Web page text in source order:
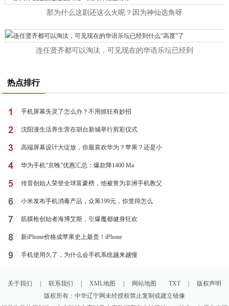
那为什么这剧还这么火呢？因为神仙选角呀
连任贤齐都可以淘汰，可见现在的华语乐坛已经到
热点排行
手机屏幕失灵了怎么办？不用抓狂有妙招
沈阳漫生活养生营在胡台新城举行剪彩仪式
高端屏幕设计大绽放，你最喜欢华为？苹果？还是小
华为手机“京晚”优惠汇总：爆款降1400 Ma
传音创始人荣登全球富豪榜，他被誉为非洲手机教父
小米发布手机消毒产品，众筹199元，你觉得怎么
筋膜枪创始者海博艾斯，引爆魔都健身狂欢
新iPhone价格成苹果史上最贵！iPhone
手机使用久了，为什么会手机系统越来越慢
关于我们 联系我们 XML地图 网站地图 TXT
版权声明
版权所有：中华辽宁网未经授权禁止复制或建立镜像